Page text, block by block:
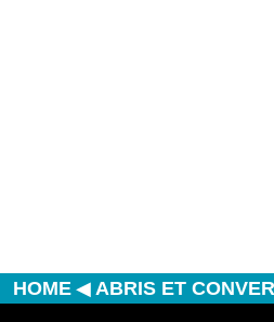
HOME ◀ ABRIS ET